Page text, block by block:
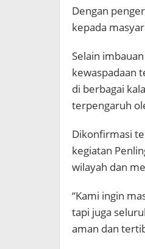
Dengan
kepada
Selain
kewaspadaan
di berbagai
terpengaruh
Dikonfirmasi
kegiatan
wilayah dan
“Kami ingin
tapi juga
aman dan